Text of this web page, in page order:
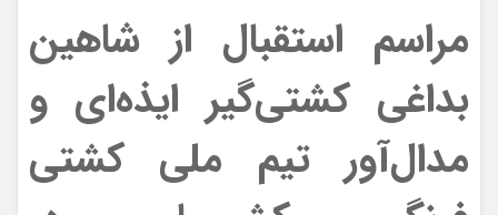
مراسم استقبال از شاهین
بداغی کشتی‌گیر ایذه‌ای و
مدال‌آور تیم ملی کشتی